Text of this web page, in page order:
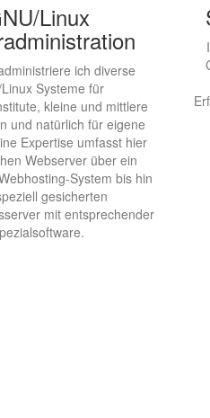
Linux
ich diverse
Systeme für
kleine und mittlere
und natürlich für eigene
Expertise umfasst hier
Webserver über ein
System bis hin
gesicherten
mit entsprechender